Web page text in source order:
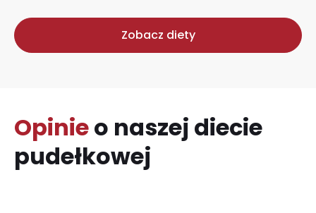
Zobacz diety
Opinieo naszej diecie
pudełkowej